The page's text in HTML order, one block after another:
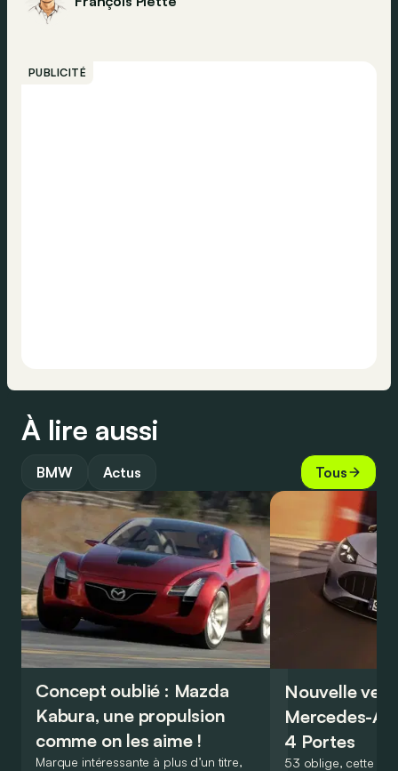
PUBLICITÉ
À lire aussi
BMW Actus Tous
Concept oublié : Mazda
Kabura, une propulsion
comme on les aime !
Marque intéressante à plus d’un titre,
Nouvelle
Mercedes-
4 Portes
53 oblige, cette